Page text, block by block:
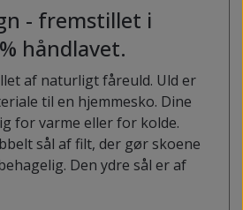
- fremstillet i
håndlavet.
af naturligt fåreuld. Uld er
til en hjemmesko. Dine
for varme eller for kolde.
sål af filt, der gør skoene
Den ydre sål er af